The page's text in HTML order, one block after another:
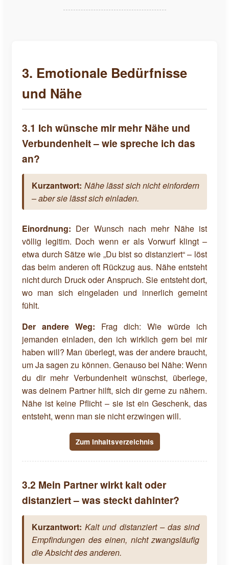
3. Emotionale Bedürfnisse
und Nähe
3.1 Ich wünsche mir mehr Nähe und
Verbundenheit – wie spreche ich das
an?
Kurzantwort: Nähe lässt sich nicht einfordern
– aber sie lässt sich einladen.
Einordnung: Der Wunsch nach mehr Nähe ist
völlig legitim. Doch wenn er als Vorwurf klingt –
etwa durch Sätze wie „Du bist so distanziert“ – löst
das beim anderen oft Rückzug aus. Nähe entsteht
nicht durch Druck oder Anspruch. Sie entsteht dort,
wo man sich eingeladen und innerlich gemeint
fühlt.
Der andere Weg: Frag dich: Wie würde ich
jemanden einladen, den ich wirklich gern bei mir
haben will? Man überlegt, was der andere braucht,
um Ja sagen zu können. Genauso bei Nähe: Wenn
du dir mehr Verbundenheit wünschst, überlege,
was deinem Partner hilft, sich dir gerne zu nähern.
Nähe ist keine Pflicht – sie ist ein Geschenk, das
entsteht, wenn man sie nicht erzwingen will.
Zum Inhaltsverzeichnis
3.2 Mein Partner wirkt kalt oder
distanziert – was steckt dahinter?
Kurzantwort: Kalt und distanziert – das sind
Empfindungen des einen, nicht zwangsläufig
die Absicht des anderen.